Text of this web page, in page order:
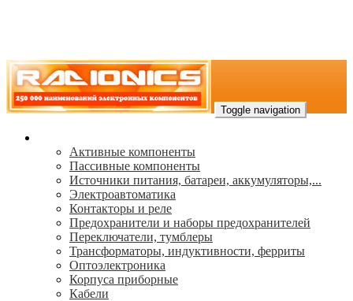
Toggle navigation
Активные компоненты
Пассивные компоненты
Источники питания, батареи, аккумуляторы,...
Электроавтоматика
Контакторы и реле
Предохранители и наборы предохранителей
Переключатели, тумблеры
Трансформаторы, индуктивности, ферриты
Oптоэлектроника
Корпуса приборные
Кабели